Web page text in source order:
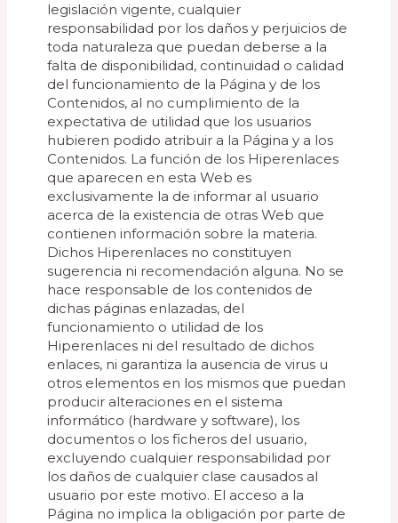
legislación vigente, cualquier
responsabilidad por los daños y perjuicios de
toda naturaleza que puedan deberse a la
falta de disponibilidad, continuidad o calidad
del funcionamiento de la Página y de los
Contenidos, al no cumplimiento de la
expectativa de utilidad que los usuarios
hubieren podido atribuir a la Página y a los
Contenidos. La función de los Hiperenlaces
que aparecen en esta Web es
exclusivamente la de informar al usuario
acerca de la existencia de otras Web que
contienen información sobre la materia.
Dichos Hiperenlaces no constituyen
sugerencia ni recomendación alguna. No se
hace responsable de los contenidos de
dichas páginas enlazadas, del
funcionamiento o utilidad de los
Hiperenlaces ni del resultado de dichos
enlaces, ni garantiza la ausencia de virus u
otros elementos en los mismos que puedan
producir alteraciones en el sistema
informático (hardware y software), los
documentos o los ficheros del usuario,
excluyendo cualquier responsabilidad por
los daños de cualquier clase causados al
usuario por este motivo. El acceso a la
Página no implica la obligación por parte de